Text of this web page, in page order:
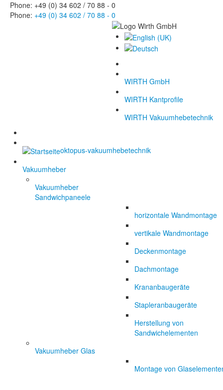
Phone: +49 (0) 34 602 / 70 88 - 0
Phone: +49 (0) 34 602 / 70 88 - 0
WIRTH GmbH
WIRTH Kantprofile
WIRTH Vakuumhebetechnik
oktopus-vakuumhebetechnik
Vakuumheber
Vakuumheber
Sandwichpaneele
horizontale Wandmontage
vertikale Wandmontage
Deckenmontage
Dachmontage
Krananbaugeräte
Stapleranbaugeräte
Herstellung von
Sandwichelementen
Vakuumheber Glas
Montage von